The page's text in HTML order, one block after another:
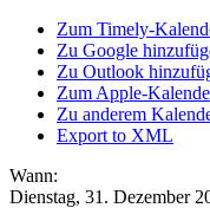
Zum Timely-
Zu Google
Zu Outlook
Zum Apple-
Zu anderem
Export to XML
Wann:
Dienstag, 31. Dezember